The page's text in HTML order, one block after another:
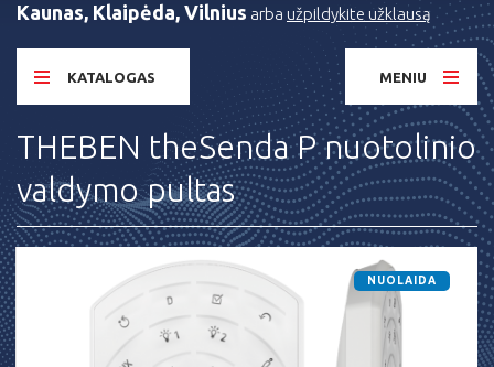
Kaunas, Klaipėda, Vilnius arba užpildykite užklausą
KATALOGAS MENIU
THEBEN theSenda P nuotolinio
valdymo pultas
NUOLAIDA